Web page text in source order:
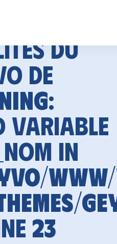
du
de
:
variable
in
23